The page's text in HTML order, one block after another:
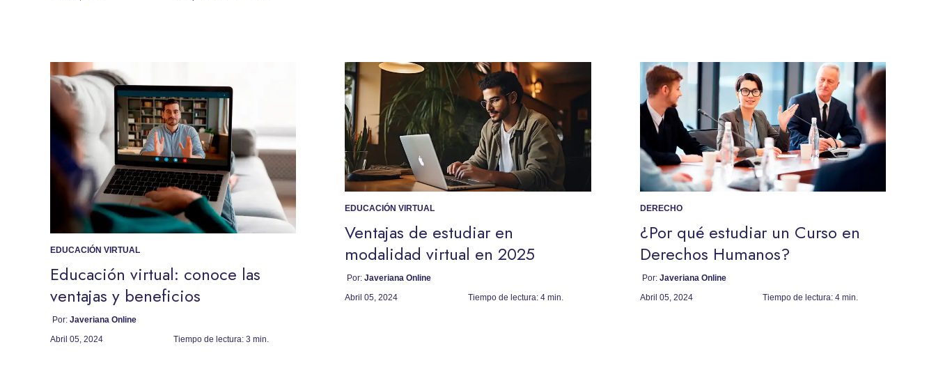
EDUCACIÓN VIRTUAL
Educación virtual: conoce las
ventajas y beneficios
Por: Javeriana Online
Abril 05, 2024
Tiempo de lectura:3 min.
EDUCACIÓN VIRTUAL
Ventajas de estudiar en
modalidad virtual en 2025
Por:Javeriana Online
Abril 05, 2024
Tiempo de lectura:4 min.
DERECHO
¿Por qué estudiar un Curso en
Derechos Humanos?
Por: Javeriana Online
Abril 05, 2024
Tiempo de lectura: 4 min.